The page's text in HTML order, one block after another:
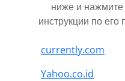
ниже и нажмите
инструкции по
currently.com
Yahoo.co.id